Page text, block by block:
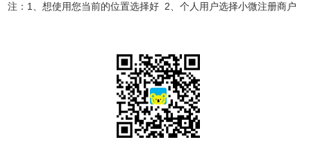
注：1、想使用您当前的位置选择好 2、个人用户选择小微注册商户